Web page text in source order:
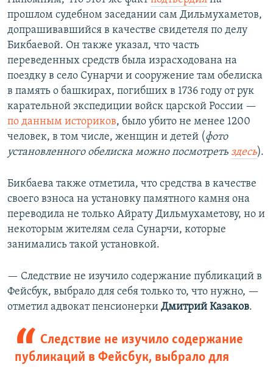
прошлом судебном заседании сам Дильмухаметов,
допрашивавшийся в качестве свидетеля по делу
Бикбаевой. Он также указал, что часть
переведенных средств была израсходована на
поездку в село Сунарчи и сооружение там обелиска
в память о башкирах, погибших в 1736 году от рук
карательной экспедиции войск царской России —
по данным историков, было убито не менее 1200
человек, в том числе, женщин и детей (фото
установленного обелиска можно посмотреть здесь).
Бикбаева также отметила, что средства в качестве
своего взноса на установку памятного камня она
переводила не только Айрату Дильмухаметову, но и
некоторым жителям села Сунарчи, которые
занимались такой установкой.
— Следствие не изучило содержание публикаций в
Фейсбук, выбрало для себя только то, что нужно, —
отметил адвокат пенсионерки Дмитрий Казаков.
Следствие не изучило содержание
публикаций в Фейсбук, выбрало для